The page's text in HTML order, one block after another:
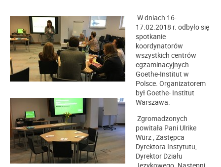
W dniach 16-
17.02.2018 r. odbyło się
spotkanie
koordynatorów
wszystkich centrów
egzaminacyjnych
Goethe-Institut w
Polsce. Organizatorem
był Goethe- Institut
Warszawa.
Zgromadzonych
powitała Pani Ulrike
Würz , Zastępca
Dyrektora Instytutu,
Dyrektor Działu